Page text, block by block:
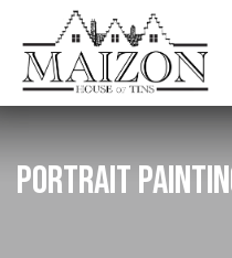
Overslaan naar inhoud
Portrait